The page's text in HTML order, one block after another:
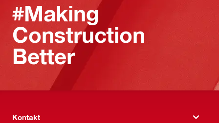
#Making
Construction
Better
Kontakt